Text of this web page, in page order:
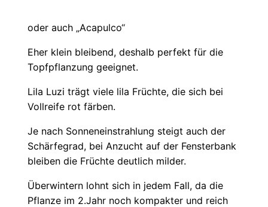
oder auch „Acapulco“
Eher klein bleibend, deshalb perfekt für die
Topfpflanzung geeignet.
Lila Luzi trägt viele lila Früchte, die sich bei
Vollreife rot färben.
Je nach Sonneneinstrahlung steigt auch der
Schärfegrad, bei Anzucht auf der Fensterbank
bleiben die Früchte deutlich milder.
Überwintern lohnt sich in jedem Fall, da die
Pflanze im 2.Jahr noch kompakter und reich